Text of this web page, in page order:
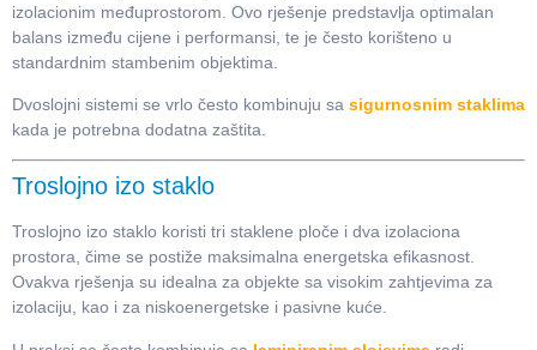
izolacionim međuprostorom. Ovo rješenje predstavlja optimalan
balans između cijene i performansi, te je često korišteno u
standardnim stambenim objektima.
Dvoslojni sistemi se vrlo često kombinuju sa sigurnosnim staklima
kada je potrebna dodatna zaštita.
Troslojno izo staklo
Troslojno izo staklo koristi tri staklene ploče i dva izolaciona
prostora, čime se postiže maksimalna energetska efikasnost.
Ovakva rješenja su idealna za objekte sa visokim zahtjevima za
izolaciju, kao i za niskoenergetske i pasivne kuće.